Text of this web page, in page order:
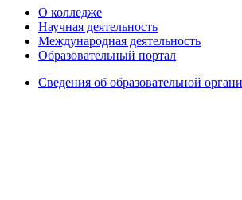
О колледже
Научная деятельность
Международная деятельность
Образовательный портал
Сведения об образовательной